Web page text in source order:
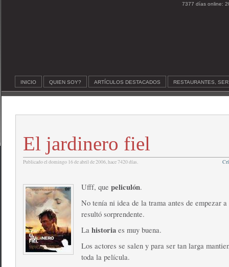
7377 días online:
INICIO QUIEN SOY? ARTÍCULOS DESTACADOS RESTAURANTES,
El jardinero fiel
Publicado el domingo 16 de abril de 2006, hace 7420 días.
Ufff, que peliculón.
No tenía ni idea de la trama antes de empezar
resultó sorprendente.
La historia es muy buena.
Los actores se salen y para ser tan larga
toda la película.